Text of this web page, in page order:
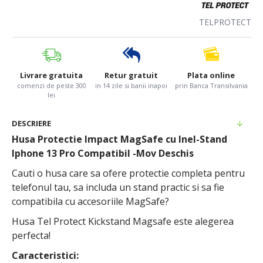
TELPROTECT
Livrare gratuita
comenzi de peste 300
lei
Retur gratuit
in 14 zile si banii inapoi
Plata online
prin Banca Transilvania
DESCRIERE
Husa Protectie Impact MagSafe cu Inel-Stand
Iphone 13 Pro Compatibil -Mov Deschis
Cauti o husa care sa ofere protectie completa pentru
telefonul tau, sa includa un stand practic si sa fie
compatibila cu accesoriile MagSafe?
Husa Tel Protect Kickstand Magsafe este alegerea
perfecta!
Caracteristici: